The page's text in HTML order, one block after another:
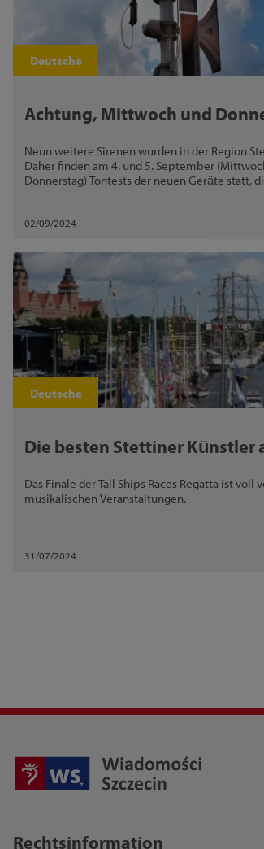
Deutsche
Achtung, Mittwoch und
Neun weitere Sirenen wurden in der Region
Daher finden am 4. und 5. September
Donnerstag) Tontests der neuen Geräte statt,
akustischen Alarmsystems für die Einwohner
02/09/2024
Deutsche
Die besten Stettiner Künstler
Das Finale der Tall Ships Races Regatta ist voll
musikalischen Veranstaltungen.
31/07/2024
Rechtsinformation